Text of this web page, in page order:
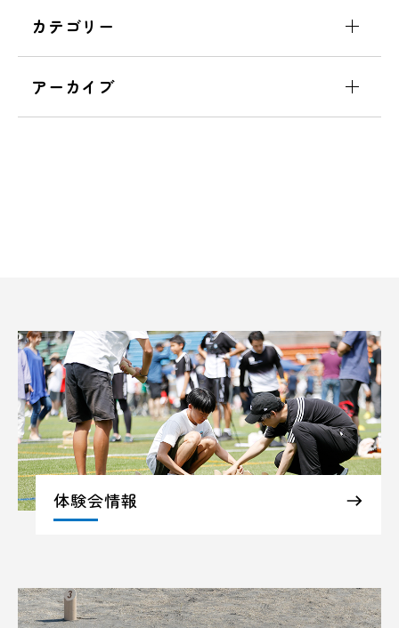
カテゴリー
アーカイブ
体験会情報